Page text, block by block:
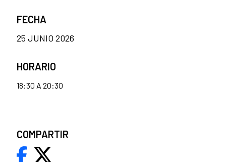
FECHA
25 JUNIO 2026
HORARIO
18:30 A 20:30
COMPARTIR